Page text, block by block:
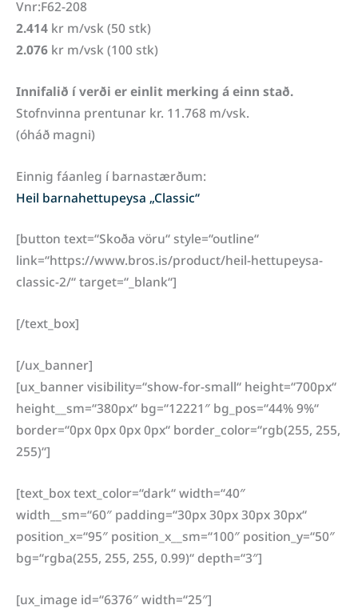
Vnr:F62-208
2.414 kr m/vsk (50 stk)
2.076 kr m/vsk (100 stk)
Innifalið í verði er einlit merking á einn stað.
Stofnvinna prentunar kr. 11.768 m/vsk.
(óháð magni)
Einnig fáanleg í barnastærðum:
Heil barnahettupeysa „Classic“
[button text=“Skoða vöru“ style=“outline“
link=“https://www.bros.is/product/heil-hettupeysa-
classic-2/“ target=“_blank“]
[/text_box]
[/ux_banner]
[ux_banner visibility=“show-for-small“ height=“700px“
height__sm=“380px“ bg=“12221″ bg_pos=“44% 9%“
border=“0px 0px 0px 0px“ border_color=“rgb(255, 255,
255)“]
[text_box text_color=“dark“ width=“40″
width__sm=“60″ padding=“30px 30px 30px 30px“
position_x=“95″ position_x__sm=“100″ position_y=“50″
bg=“rgba(255, 255, 255, 0.99)“ depth=“3″]
[ux_image id=“6376″ width=“25″]